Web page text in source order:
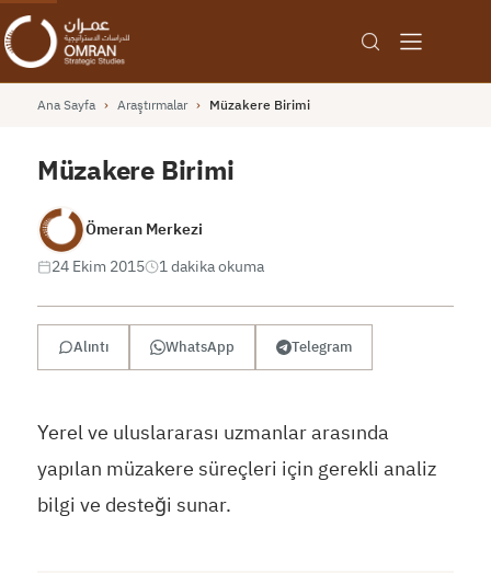
Ana Sayfa › Araştırmalar › Müzakere Birimi
Müzakere Birimi
Ömeran Merkezi
24 Ekim 2015
1 dakika okuma
Alıntı WhatsApp Telegram
Yerel ve uluslararası uzmanlar arasında
yapılan müzakere süreçleri için gerekli analiz
bilgi ve desteği sunar.